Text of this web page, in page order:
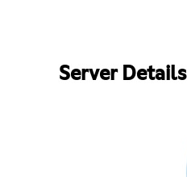
Server Details